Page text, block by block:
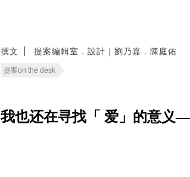
撰文 提案編輯室．設計｜劉乃嘉．陳庭佑
提案on the desk
我也还在寻找「 爱」的意义